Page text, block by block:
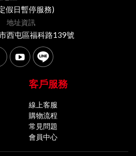
假日暫停服務)
地址資訊
西屯區福科路139號
客戶服務
線上客服
購物流程
常見問題
會員中心